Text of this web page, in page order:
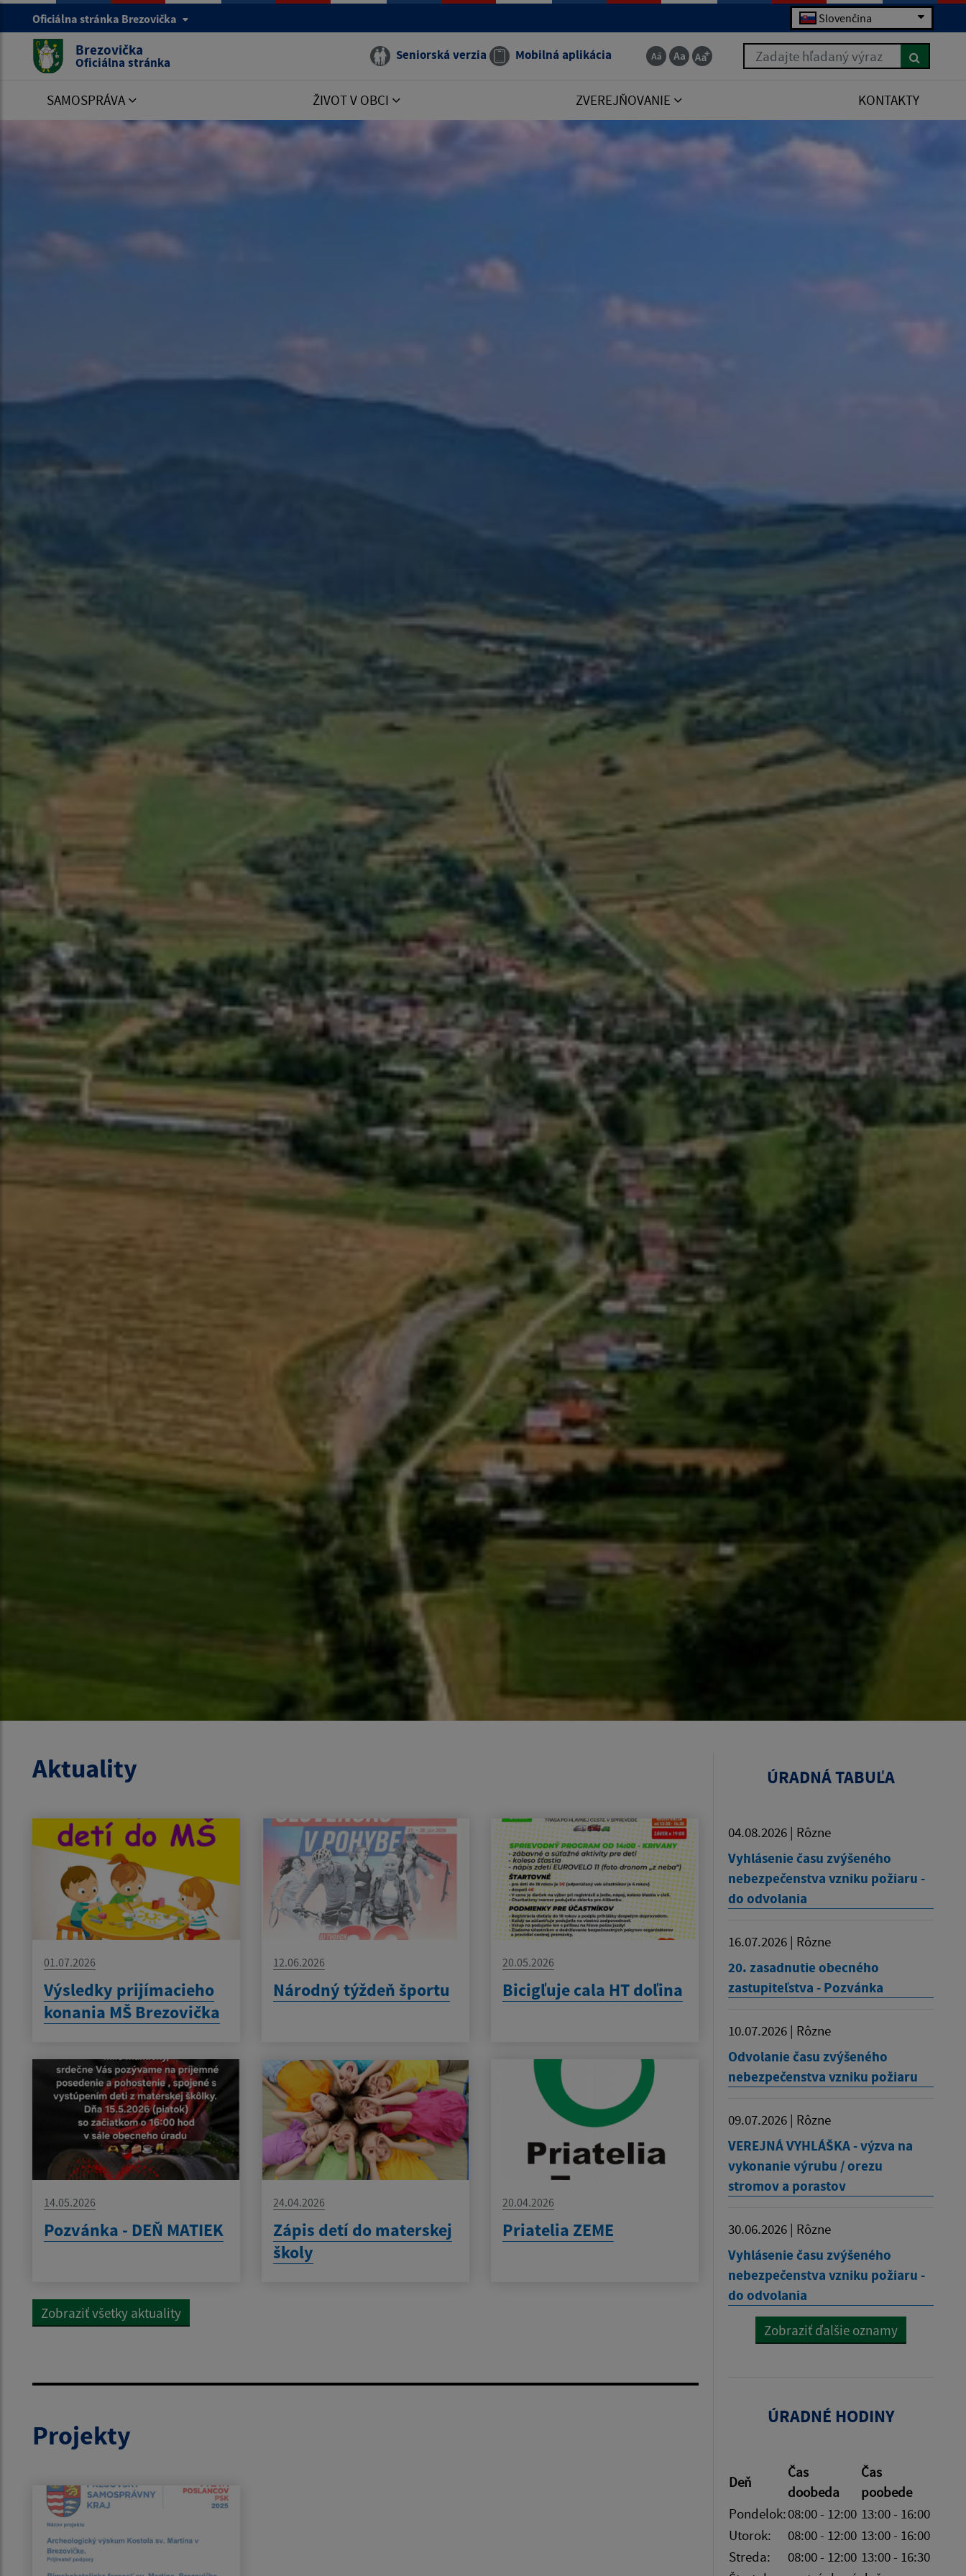
Oficiálna stránka Brezovička Slovenčina
Brezovička
Oficiálna stránka Seniorská verzia Mobilná aplikácia Zadajte hľadaný výraz
SAMOSPRÁVA ŽIVOT V OBCI ZVEREJŇOVANIE KONTAKTY
Aktuality
01.07.2026
Výsledky prijímacieho
konania MŠ Brezovička
12.06.2026
Národný týždeň športu
20.05.2026
Bicigľuje cala HT doľina
14.05.2026
Pozvánka - DEŇ MATIEK
24.04.2026
Zápis detí do materskej
školy
20.04.2026
Priatelia ZEME
Zobraziť všetky aktuality
Projekty
ÚRADNÁ TABUĽA
04.08.2026 | Rôzne
Vyhlásenie času zvýšeného
nebezpečenstva vzniku požiaru -
do odvolania
16.07.2026 | Rôzne
20. zasadnutie obecného
zastupiteľstva - Pozvánka
10.07.2026 | Rôzne
Odvolanie času zvýšeného
nebezpečenstva vzniku požiaru
09.07.2026 | Rôzne
VEREJNÁ VYHLÁŠKA - výzva na
vykonanie výrubu / orezu
stromov a porastov
30.06.2026 | Rôzne
Vyhlásenie času zvýšeného
nebezpečenstva vzniku požiaru -
do odvolania
Zobraziť ďalšie oznamy
ÚRADNÉ HODINY
Deň
Čas
doobeda
Čas
poobede
Pondelok:08:00 - 12:00 13:00 - 16:00
Utorok:
08:00 - 12:00 13:00 - 16:00
Streda:
08:00 - 12:00 13:00 - 16:30